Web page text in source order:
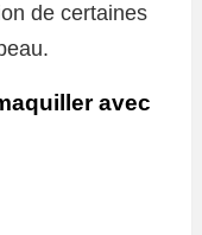
de certaines
avec